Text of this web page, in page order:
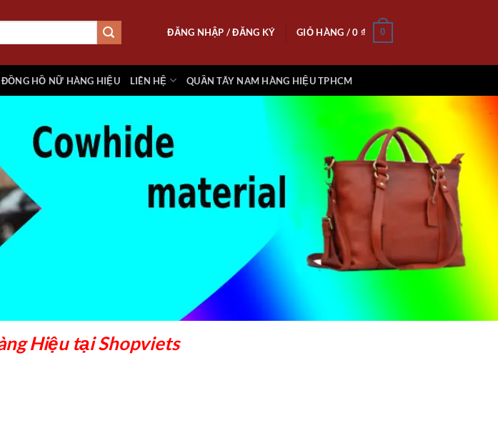
ĐĂNG NHẬP / ĐĂNG KÝ GIỎ HÀNG /0 ₫ 0
ĐỒNG HỒ NỮ HÀNG HIỆU LIÊN HỆ QUẦN TÂY NAM HÀNG HIỆU TPHCM
Hiệu tại Shopviets